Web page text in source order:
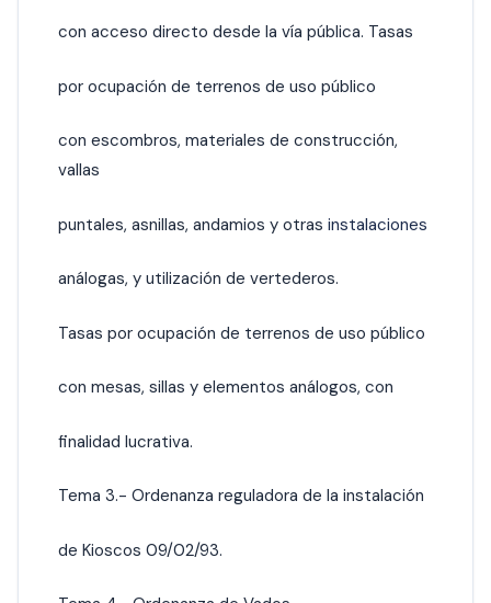
con acceso directo desde la vía pública. Tasas
por ocupación de terrenos de uso público
con escombros, materiales de construcción,
vallas
puntales, asnillas, andamios y otras instalaciones
análogas, y utilización de vertederos.
Tasas por ocupación de terrenos de uso público
con mesas, sillas y elementos análogos, con
finalidad lucrativa.
Tema 3.- Ordenanza reguladora de la instalación
de Kioscos 09/02/93.